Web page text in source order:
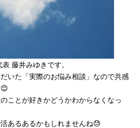
藤井みゆきです。
いた「実際のお悩み相談」なので共感
ことが好きかどうかわからなくなっ
あるあるかもしれませんね😓